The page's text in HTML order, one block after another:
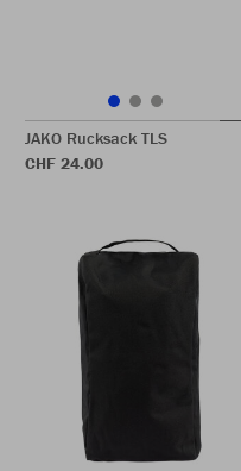
JAKO Rucksack TLS
CHF 24.00